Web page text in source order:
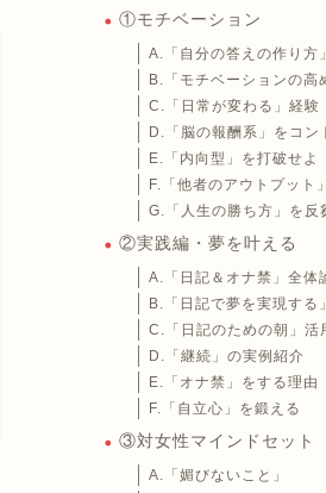
①モチベーション
A.「自分の答えの作り方
B.「モチベーションの高
C.「日常が変わる」経験
D.「脳の報酬系」をコン
E.「内向型」を打破せよ
F.「他者のアウトプット
G.「人生の勝ち方」を反
②実践編・夢を叶える
A.「日記＆オナ禁」全体
B.「日記で夢を実現する」
C.「日記のための朝」活
D.「継続」の実例紹介
E.「オナ禁」をする理由
F.「自立心」を鍛える
③対女性マインドセット
A.「媚びないこと」